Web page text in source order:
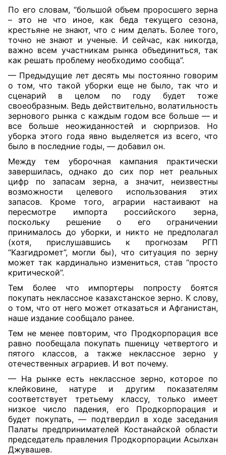
По его словам, “большой объем проросшего зерна
– это не что иное, как беда текущего сезона,
крестьяне не знают, что с ним делать. Более того,
точно не знают и ученые. И сейчас, как никогда,
важно всем участникам рынка объединиться, так
как решать проблему необходимо сообща”.
— Предыдущие лет десять мы постоянно говорим
о том, что такой уборки еще не было, так что и
сценарий в целом по году будет тоже
своеобразным. Ведь действительно, волатильность
зернового рынка с каждым годом все больше — и
все больше неожиданностей и сюрпризов. Но
уборка этого года явно выделяется из всего, что
было в последние годы, — добавил он.
Между тем уборочная кампания практически
завершилась, однако до сих пор нет реальных
цифр по запасам зерна, а значит, неизвестны
возможности целевого использования этих
запасов. Кроме того, аграрии настаивают на
пересмотре импорта российского зерна,
поскольку решение о его ограничении
принималось до уборки, и никто не предполагал
(хотя, прислушавшись к прогнозам РГП
“Казгидромет”, могли бы), что ситуация по зерну
может так кардинально измениться, став “просто
критической”.
Тем более что импортеры попросту боятся
покупать неклассное казахстанское зерно. К слову,
о том, что от него может отказаться и Афганистан,
наше издание сообщало ранее.
Тем не менее повторим, что Продкорпорация все
равно пообещала покупать пшеницу четвертого и
пятого классов, а также неклассное зерно у
отечественных аграриев. И вот почему.
— На рынке есть неклассное зерно, которое по
клейковине, натуре и другим показателям
соответствует третьему классу, только имеет
низкое число падения, его Продкорпорация и
будет покупать, — подтвердил в ходе заседания
Палаты предпринимателей Костанайской области
председатель правления Продкорпорации Асылхан
Джувашев.